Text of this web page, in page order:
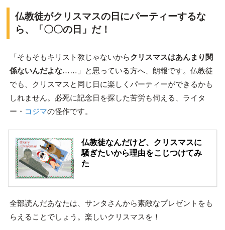
仏教徒がクリスマスの日にパーティーするな
ら、「〇〇の日」だ！
「そもそもキリスト教じゃないからクリスマスはあんまり関
係ないんだよな……」と思っている方へ、朗報です。仏教徒
でも、クリスマスと同じ日に楽しくパーティーができるかも
しれません。必死に記念日を探した苦労も伺える、ライタ
ー・ コジマの怪作です。
仏教徒なんだけど、クリスマスに
騒ぎたいから理由をこじつけてみ
た
全部読んだあなたは、サンタさんから素敵なプレゼントをも
らえることでしょう。楽しいクリスマスを！